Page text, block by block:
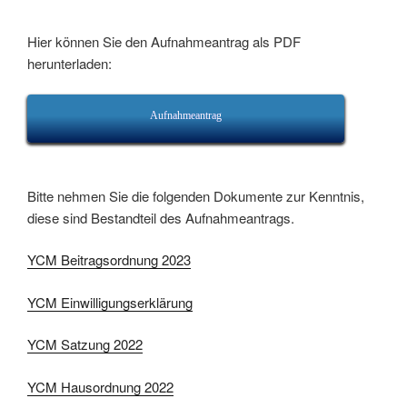
Hier können Sie den Aufnahmeantrag als PDF
herunterladen:
Aufnahmeantrag
Bitte nehmen Sie die folgenden Dokumente zur Kenntnis,
diese sind Bestandteil des Aufnahmeantrags.
YCM Beitragsordnung 2023
YCM Einwilligungserklärung
YCM Satzung 2022
YCM Hausordnung 2022